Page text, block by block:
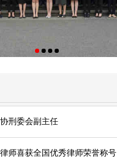
刑委会副主任
师喜获全国优秀律师荣誉称号